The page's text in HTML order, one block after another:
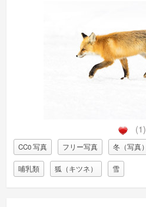
(1)
CC0 写真 フリー写真 冬（写真）
哺乳類 狐（キツネ） 雪